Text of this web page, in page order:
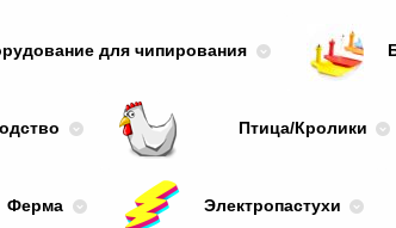
для чипирования
Птица/Кролики
Ферма Электропастухи